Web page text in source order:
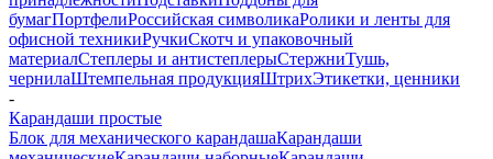
бумагПортфелиРоссийская символикаРолики и ленты для
офисной техникиРучкиСкотч и упаковочный
материалСтеплеры и антистеплерыСтержниТушь,
чернилаШтемпельная продукцияШтрихЭтикетки, ценники
-
Карандаши простые
Блок для механического карандашаКарандаши